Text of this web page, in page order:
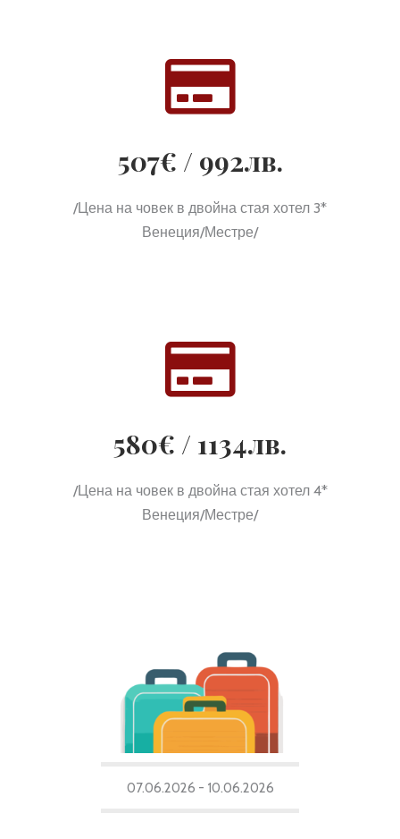
507€ / 992лв.
/Цена на човек в двойна стая хотел 3*
Венеция/Местре/
580€ / 1134лв.
/Цена на човек в двойна стая хотел 4*
Венеция/Местре/
07.06.2026 - 10.06.2026